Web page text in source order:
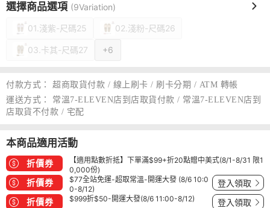
選擇商品選項 (9Variation)
01.淺紫-尺碼25 02.淺粉-尺碼26
03.卡其-尺碼27 +6
付款方式：
超商取貨付款 / 線上刷卡 / 刷卡分期 / ATM 轉帳
運送方式：
常溫7-ELEVEN店到店取貨付款 / 常溫7-ELEVEN店到
店取貨不付款 / 宅配
本商品適用活動
折價券
【適用點數折抵】下單滿$99+折20點贈中美式(8/1-8/31 限1
0,000份)
折價券
$77全站免運-超取常溫-開運大發 (8/6 10:0
0-8/12)
登入領取
折價券 $999折$50-開運大發(8/6 11:00-8/12) 登入領取